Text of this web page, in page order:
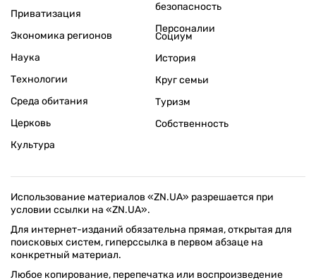
Приватизация
Экономика регионов
безопасность
Персоналии
Наука
Технологии
Среда обитания
Церковь
Культура
Социум
История
Круг семьи
Туризм
Собственность
Использование материалов «ZN.UA» разрешается при
условии ссылки на «ZN.UA».
Для интернет-изданий обязательна прямая, открытая для
поисковых систем, гиперссылка в первом абзаце на
конкретный материал.
Любое копирование, перепечатка или воспроизведение